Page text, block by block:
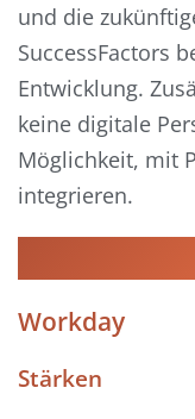
und die
SuccessFactors
Entwicklung.
keine digitale
Möglichkeit, mit
integrieren.
Workday
Stärken